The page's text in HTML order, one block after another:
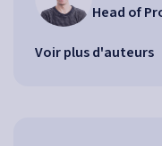
Head of
Voir plus d'auteurs